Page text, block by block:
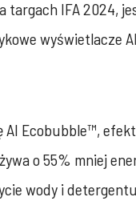
targach IFA 2024,
wyświetlacze
AI Ecobubble™,
o 55% mniej
wody i